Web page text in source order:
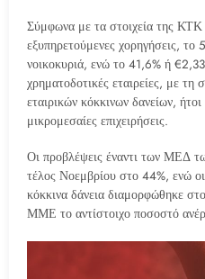
Σύμφωνα με τα στοιχεία της ΚΤΚ
εξυπηρετούμενες χορηγήσεις,
νοικοκυριά, ενώ το 41,6% ή
χρηματοδοτικές εταιρείες, με τη
εταιρικών κόκκινων δανείων,
μικρομεσαίες επιχειρήσεις.
Οι προβλέψεις έναντι των ΜΕΔ
τέλος Νοεμβρίου στο 44%, ενώ οι
κόκκινα δάνεια διαμορφώθηκε
ΜΜΕ το αντίστοιχο ποσοστό